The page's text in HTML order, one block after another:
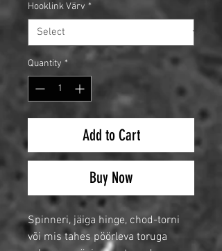
Hooklink Värv *
Quantity *
Add to Cart
Buy Now
Spinneri, jäiga hinge, chod-torni
või mis tahes pöörleva toruga